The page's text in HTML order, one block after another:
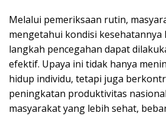
Melalui pemeriksaan rutin,
mengetahui kondisi kesehatannya
langkah pencegahan dapat
efektif. Upaya ini tidak hanya
hidup individu, tetapi juga
peningkatan produktivitas
masyarakat yang lebih sehat,